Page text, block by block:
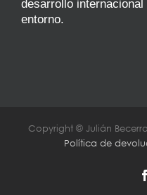
desarrollo
entorno.
Copyright © Julián
Política de